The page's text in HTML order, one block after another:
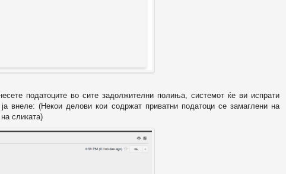
податоците во сите задолжителни полиња, системот ќе ви испрати
внеле: (Некои делови кои содржат приватни податоци се замаглени на
сликата)